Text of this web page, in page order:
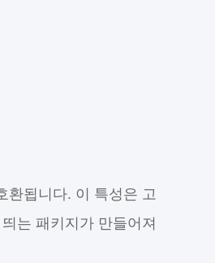
환됩니다. 이 특성은 고
는 패키지가 만들어져